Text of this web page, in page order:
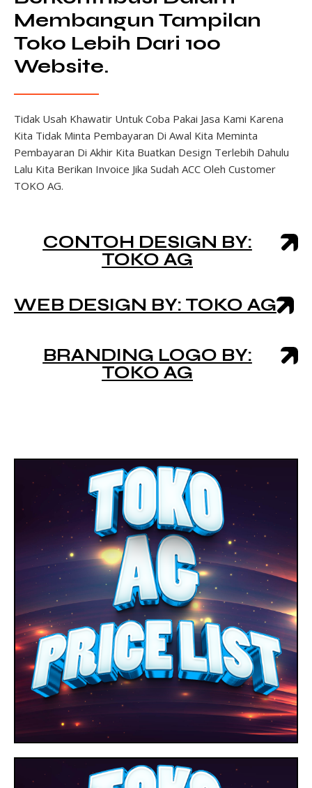
Membangun Tampilan
Toko Lebih Dari 100
Website.
Tidak Usah Khawatir Untuk Coba Pakai Jasa Kami Karena
Kita Tidak Minta Pembayaran Di Awal Kita Meminta
Pembayaran Di Akhir Kita Buatkan Design Terlebih Dahulu
Lalu Kita Berikan Invoice Jika Sudah ACC Oleh Customer
TOKO AG.
CONTOH DESIGN BY:
TOKO AG
WEB DESIGN BY: TOKO AG
BRANDING LOGO BY:
TOKO AG